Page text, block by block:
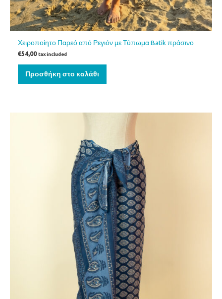
Χειροποίητο Παρεό από Ρεγιόν με Τύπωμα Batik πράσινο
€54,00 tax included
Προσθήκη στο καλάθι